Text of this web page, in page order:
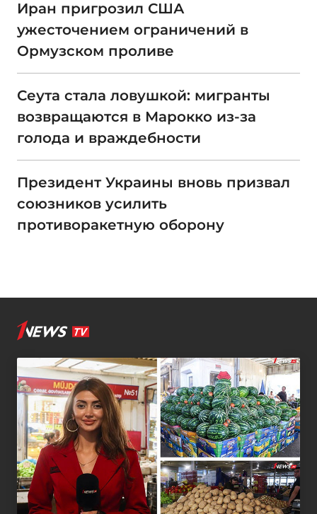
Иран пригрозил США
ужесточением ограничений в
Ормузском проливе
Сеута стала ловушкой: мигранты
возвращаются в Марокко из-за
голода и враждебности
Президент Украины вновь призвал
союзников усилить
противоракетную оборону